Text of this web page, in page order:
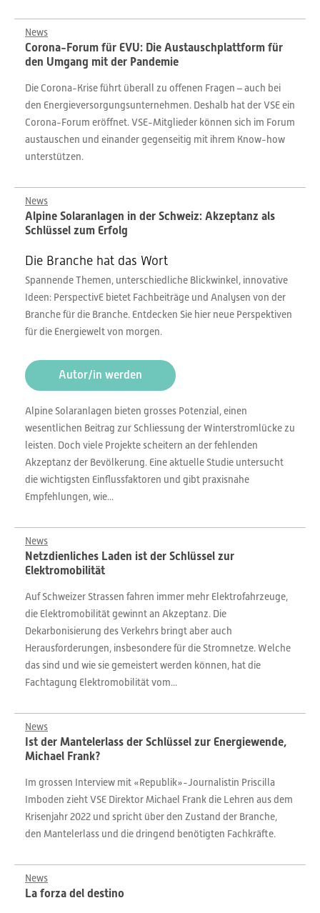
News
Corona-Forum für EVU: Die Austauschplattform für
den Umgang mit der Pandemie
Die Corona-Krise führt überall zu offenen Fragen – auch bei
den Energieversorgungsunternehmen. Deshalb hat der VSE ein
Corona-Forum eröffnet. VSE-Mitglieder können sich im Forum
austauschen und einander gegenseitig mit ihrem Know-how
unterstützen.
News
Alpine Solaranlagen in der Schweiz: Akzeptanz als
Schlüssel zum Erfolg
Die Branche hat das Wort
Spannende Themen, unterschiedliche Blickwinkel, innovative
Ideen: PerspectivE bietet Fachbeiträge und Analysen von der
Branche für die Branche. Entdecken Sie hier neue Perspektiven
für die Energiewelt von morgen.
Autor/in werden
Alpine Solaranlagen bieten grosses Potenzial, einen
wesentlichen Beitrag zur Schliessung der Winterstromlücke zu
leisten. Doch viele Projekte scheitern an der fehlenden
Akzeptanz der Bevölkerung. Eine aktuelle Studie untersucht
die wichtigsten Einflussfaktoren und gibt praxisnahe
Empfehlungen, wie...
News
Netzdienliches Laden ist der Schlüssel zur
Elektromobilität
Auf Schweizer Strassen fahren immer mehr Elektrofahrzeuge,
die Elektromobilität gewinnt an Akzeptanz. Die
Dekarbonisierung des Verkehrs bringt aber auch
Herausforderungen, insbesondere für die Stromnetze. Welche
das sind und wie sie gemeistert werden können, hat die
Fachtagung Elektromobilität vom...
News
Ist der Mantelerlass der Schlüssel zur Energiewende,
Michael Frank?
Im grossen Interview mit «Republik»-Journalistin Priscilla
Imboden zieht VSE Direktor Michael Frank die Lehren aus dem
Krisenjahr 2022 und spricht über den Zustand der Branche,
den Mantelerlass und die dringend benötigten Fachkräfte.
News
La forza del destino